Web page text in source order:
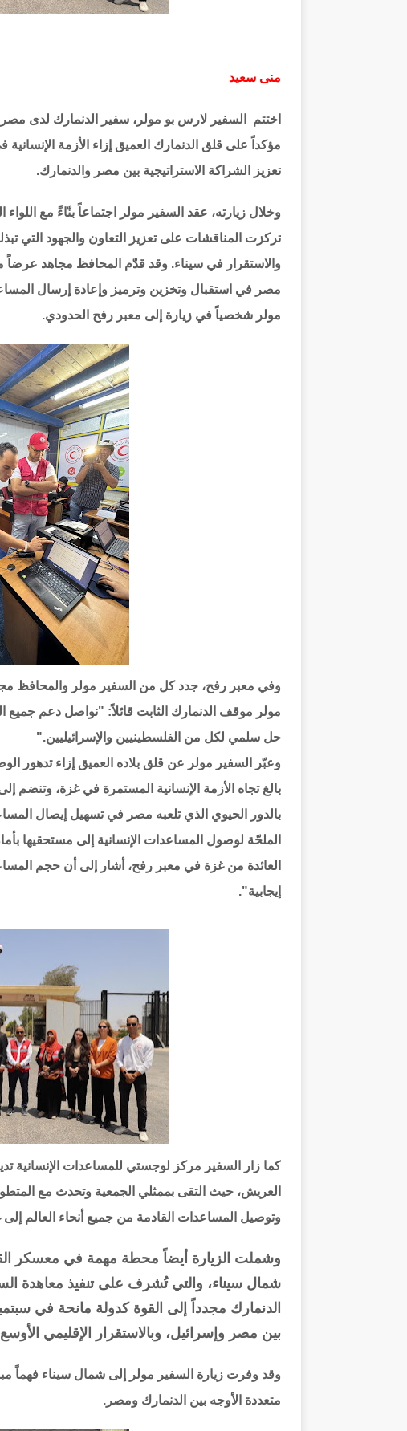
منى سعيد
اختتم السفير لارس بو مولر، سفير الدنمارك لدى
مؤكداً على قلق الدنمارك العميق إزاء الأزمة
تعزيز الشراكة الاستراتيجية بين مصر والدنمارك.
وخلال زيارته، عقد السفير مولر اجتماعاً بنّاءً مع
تركزت المناقشات على تعزيز التعاون والجهود التي
والاستقرار في سيناء. وقد قدّم المحافظ مجاهد عرضاً
مصر في استقبال وتخزين وترميز وإعادة إرسال
مولر شخصياً في زيارة إلى معبر رفح الحدودي.
وفي معبر رفح، جدد كل من السفير مولر والمحافظ
مولر موقف الدنمارك الثابت قائلاً: "نواصل دعم جميع
حل سلمي لكل من الفلسطينيين والإسرائيليين."
وعبّر السفير مولر عن قلق بلاده العميق إزاء تدهور
بالغ تجاه الأزمة الإنسانية المستمرة في غزة،
بالدور الحيوي الذي تلعبه مصر في تسهيل إيصال
الملحّة لوصول المساعدات الإنسانية إلى مستحقيها
العائدة من غزة في معبر رفح، أشار إلى أن حجم
إيجابية".
كما زار السفير مركز لوجستي للمساعدات الإنسانية
العريش، حيث التقى بممثلي الجمعية وتحدث مع
وتوصيل المساعدات القادمة من جميع أنحاء العالم إلى
شمال سيناء، والتي تُشرف على تنفيذ معاهدة
بين مصر وإسرائيل، وبالاستقرار الإقليمي
وقد وفرت زيارة السفير مولر إلى شمال سيناء فهماً
متعددة الأوجه بين الدنمارك ومصر.